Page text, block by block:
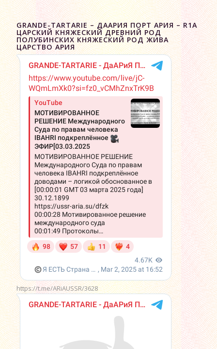
GRANDE-TARTARIE – ДААРИЯ ПОРТ АРИЯ – R1A
ЦАРСКИЙ КНЯЖЕСКИЙ ДРЕВНИЙ РОД
ПОЛУБИНСКИХ КНЯЖЕСКИЙ РОД ЖИВА
ЦАРСТВО АРИЯ
https://t.me/ARiAUSSR/3628